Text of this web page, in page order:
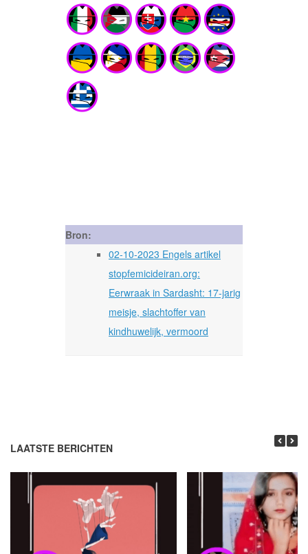
Bron:
02-10-2023 Engels artikel
stopfemicideiran.org:
Eerwraak in Sardasht: 17-jarig
meisje, slachtoffer van
kindhuwelijk, vermoord
LAATSTE BERICHTEN